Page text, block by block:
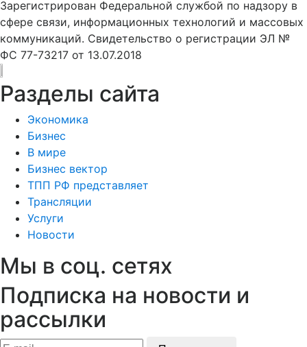
Зарегистрирован Федеральной службой по надзору в
сфере связи, информационных технологий и массовых
коммуникаций. Свидетельство о регистрации ЭЛ №
ФС 77-73217 от 13.07.2018
Разделы сайта
Экономика
Бизнес
В мире
Бизнес вектор
ТПП РФ представляет
Трансляции
Услуги
Новости
Мы в соц. сетях
Подписка на новости и
рассылки